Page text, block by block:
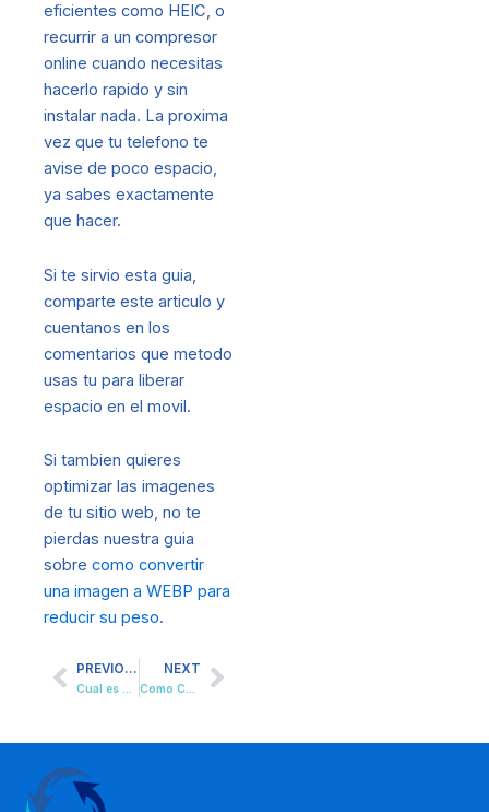
eficientes como HEIC, o
recurrir a un compresor
online cuando necesitas
hacerlo rapido y sin
instalar nada. La proxima
vez que tu telefono te
avise de poco espacio,
ya sabes exactamente
que hacer.
Si te sirvio esta guia,
comparte este articulo y
cuentanos en los
comentarios que metodo
usas tu para liberar
espacio en el movil.
Si tambien quieres
optimizar las imagenes
de tu sitio web, no te
pierdas nuestra guia
sobre como convertir
una imagen a WEBP para
reducir su peso.
Prev PREVIOUS NEXT Next